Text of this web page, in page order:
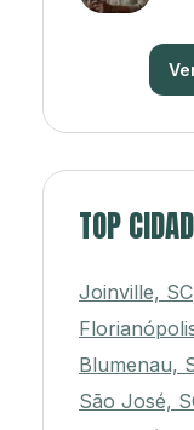
TOP
Joinville, SC
Blumenau,
São José,